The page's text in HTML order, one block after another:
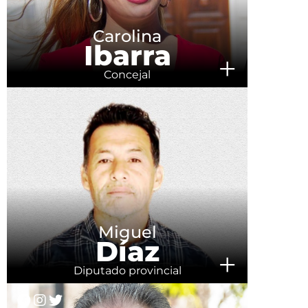
Carolina
Ibarra
Concejal +
Miguel
Díaz
Diputado provincial +